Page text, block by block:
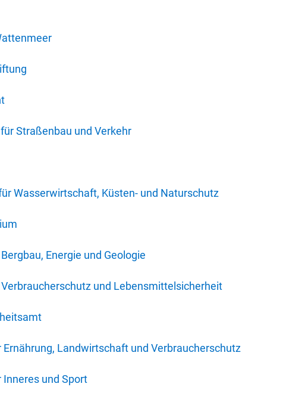
Straßenbau und Verkehr
Wasserwirtschaft, Küsten- und Naturschutz
Energie und Geologie
und Lebensmittelsicherheit
Landwirtschaft und Verbraucherschutz
und Sport